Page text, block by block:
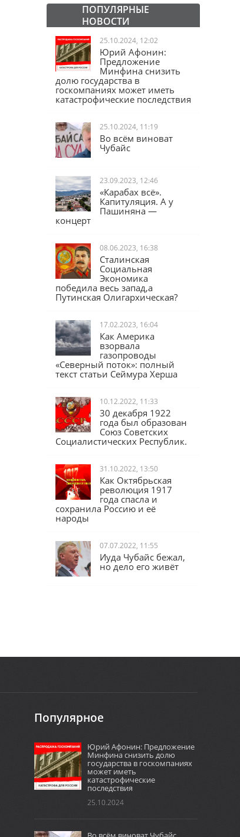
ПОПУЛЯРНЫЕ
НОВОСТИ
25.10.2024, 12:02
Юрий Афонин:
Предложение
Минфина снизить
долю государства в
госкомпаниях может иметь
катастрофические последствия
25.10.2024, 11:19
Во всём виноват
Чубайс
23.09.2023, 12:46
«Карабах всё».
Капитуляция. А у
Пашиняна —
концерт
08.06.2023, 16:38
Сталинская
Социальная
Экономика
победила весь запад,а
Путинская Олигархическая?
17.02.2023, 16:04
Как Америка
взорвала
газопроводы
«Северный поток»: полный
текст статьи Сеймура Херша
10.12.2022, 11:33
30 декабря 1922
года был образован
Союз Советских
Социалистических Республик.
31.10.2022, 13:50
Как Октябрьская
революция 1917
года спасла и
сохранила Россию и её
народы
07.07.2022, 11:55
Иуда Чубайс бежал,
но дело его живёт
Популярное
Юрий Афонин: Предложение
Минфина снизить долю
государства в госкомпаниях
может иметь
катастрофические
последствия
25.10.2024